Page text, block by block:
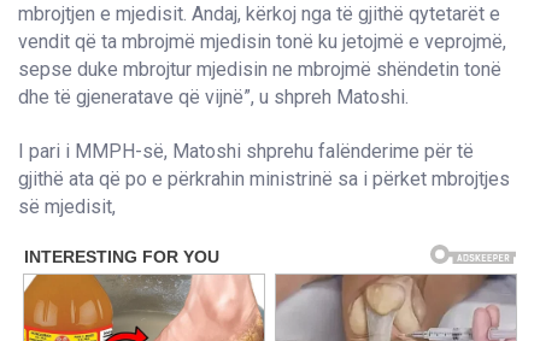
mbrojtjen e mjedisit. Andaj, kërkoj nga të gjithë qytetarët e
vendit që ta mbrojmë mjedisin tonë ku jetojmë e veprojmë,
sepse duke mbrojtur mjedisin ne mbrojmë shëndetin tonë
dhe të gjeneratave që vijnë”, u shpreh Matoshi.
I pari i MMPH-së, Matoshi shprehu falënderime për të
gjithë ata që po e përkrahin ministrinë sa i përket mbrojtjes
së mjedisit,